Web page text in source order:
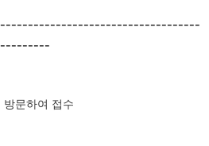
문하여 접수